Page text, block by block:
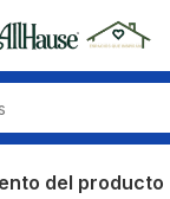
del producto